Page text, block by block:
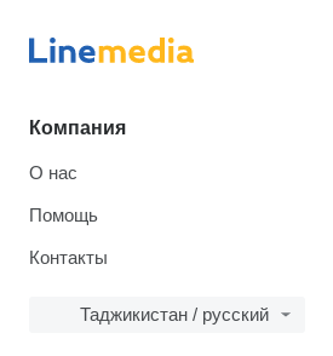
Компания
О нас
Помощь
Контакты
Таджикистан / русский